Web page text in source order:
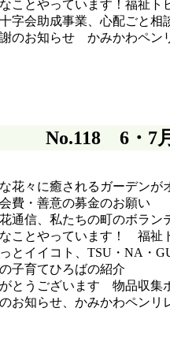
ことやっています！福祉
字会助成事業、心配ごと相
のお知らせ かみかわペン
No.118 6・7
に癒されるガーデンがオ
費・善意の募金のお願い
通信、私たちの町のボラン
ことやっています！ 福祉
とイイコト、TSU・NA・
子育てひろばの紹介
とうございます 物品収集
お知らせ、かみかわペンリ